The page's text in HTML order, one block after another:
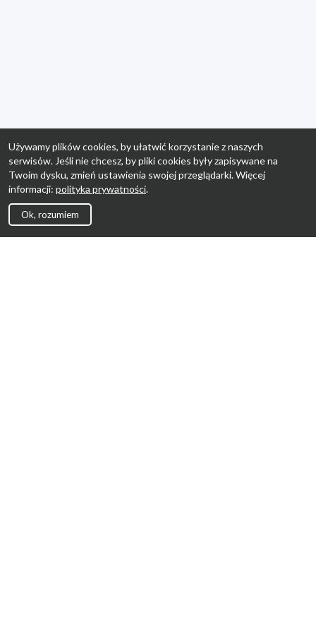
Używamy plików cookies, by ułatwić korzystanie z naszych
serwisów. Jeśli nie chcesz, by pliki cookies były zapisywane na
Twoim dysku, zmień ustawienia swojej przeglądarki. Więcej
informacji: polityka prywatności.
Ok, rozumiem